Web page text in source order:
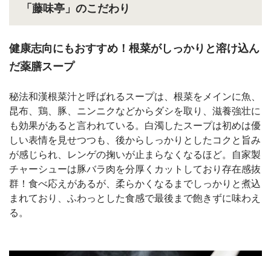
「藤味亭」のこだわり
健康志向にもおすすめ！根菜がしっかりと溶け込ん
だ薬膳スープ
秘法和漢根菜汁と呼ばれるスープは、根菜をメインに魚、
昆布、鶏、豚、ニンニクなどからダシを取り、滋養強壮に
も効果があると言われている。白濁したスープは初めは優
しい表情を見せつつも、後からしっかりとしたコクと旨み
が感じられ、レンゲの掬いが止まらなくなるほど。自家製
チャーシューは豚バラ肉を分厚くカットしており存在感抜
群！食べ応えがあるが、柔らかくなるまでしっかりと煮込
まれており、ふわっとした食感で最後まで飽きずに味わえ
る。